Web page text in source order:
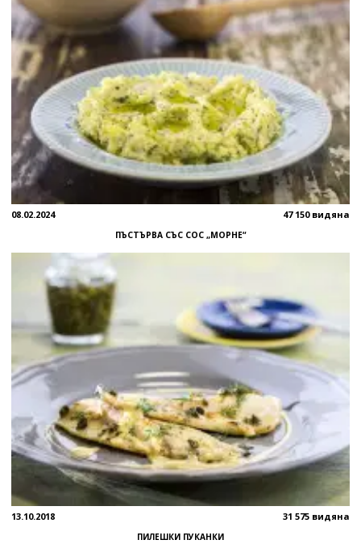
08.02.2024 47 150 видяна
ПЪСТЪРВА СЪС СОС „МОРНЕ“
13.10.2018 31 575 видяна
ПИЛЕШКИ ПУКАНКИ